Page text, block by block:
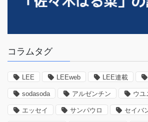
コラムタグ
LEE LEEweb LEE連載
sodasoda アルゼンチン ウユ
エッセイ サンパウロ セイバ